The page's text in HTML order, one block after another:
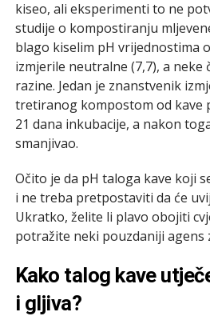
kiseo, ali eksperimenti to ne
studije o kompostiranju
blago kiselim pH vrijednostima
izmjerile neutralne (7,7), a neke
razine. Jedan je znanstvenik
tretiranog kompostom od kave
21 dana inkubacije, a nakon
smanjivao.
Očito je da pH taloga kave koji
i ne treba pretpostaviti da će
Ukratko, želite li plavo obojiti
potražite neki pouzdaniji agens
Kako talog kave
i gljiva?